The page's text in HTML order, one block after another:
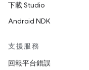
下載 Studio
Android NDK
支援服務
回報平台錯誤